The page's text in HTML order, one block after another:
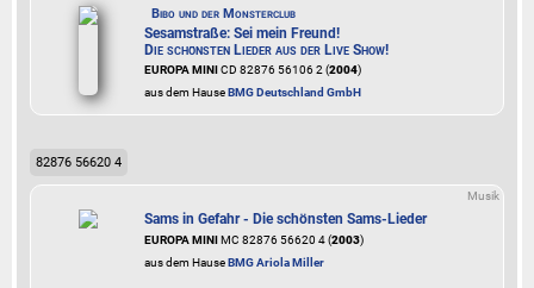
Bibo und der Monsterclub
Sesamstraße: Sei mein Freund!
Die schönsten Lieder aus der Live Show!
EUROPA MINICD 82876 56106 2 (2004)
aus dem HauseBMG Deutschland GmbH
82876 56620 4
Musik
Sams in Gefahr - Die schönsten Sams-Lieder
EUROPA MINIMC 82876 56620 4 (2003)
aus dem HauseBMG Ariola Miller